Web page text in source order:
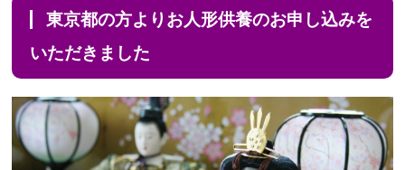
東京都の方よりお人形供養のお申し込みを
いただきました